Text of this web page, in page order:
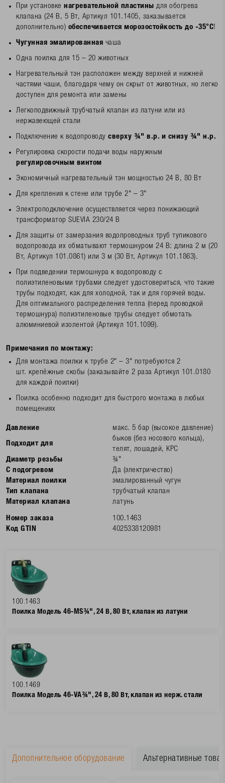
При установке нагревательной пластины для обогрева
клапана (24 В, 5 Вт, Артикул 101.1405, заказывается
дополнительно) обеспечивается морозостойкость до -35°C!
Чугунная эмалированная чаша
Одна поилка для 15 – 20 животных
Нагревательный тэн расположен между верхней и нижней
частями чаши, благодаря чему он скрыт от животных, но легко
доступен для ремонта или замены
Легкоподвижный трубчатый клапан из латуни или из
нержавеющей стали
Подключение к водопроводу сверху ¾" в.р. и снизу ¾" н.р.
Регулировка скорости подачи воды наружным
регулировочным винтом
Экономичный нагревательный тэн мощностью 24 В, 80 Вт
Для крепления к стене или трубе 2" – 3"
Электроподключение осуществляется через понижающий
трансформатор SUEVIA 230/24 В
Для защиты от замерзания водопроводных труб тупикового
водопровода их обматывают термошнуром 24 В: длина 2 м (20
Вт, Артикул 101.0861) или 3 м (30 Вт, Артикул 101.1863).
При подведении термошнура к водопроводу с
полиэтиленовыми трубами следует удостовериться, что такие
трубы подходят, как для холодной, так и для горячей воды.
Для оптимального распределения тепла (перед проводкой
термошнура) полиэтиленовые трубы следует обмотать
алюминиевой изолентой (Артикул 101.1099).
Примечания по монтажу:
Для монтажа поилки к трубе 2" – 3" потребуются 2
шт. крепёжные скобы (заказывайте 2 раза Артикул 101.0180
для каждой поилки)
Поилка особенно подходит для быстрого монтажа в любых
помещениях
Давление макс. 5 бар (высокое давление)
Подходит для
быков (без носового кольца),
телят, лошадей, КРС
Диаметр резьбы
¾"
С подогревом
Да (электричество)
Материал поилки
эмалированный чугун
Тип клапана
трубчатый клапан
Материал клапана
латунь
Номер заказа
100.1463
Код GTIN
4025338120981
100.1463
Поилка Модель 46-MS¾", 24 В, 80 Вт, клапан из латуни
100.1469
Поилка Модель 46-VA¾", 24 В, 80 Вт, клапан из нерж. стали
Дополнительное оборудование Альтернативные